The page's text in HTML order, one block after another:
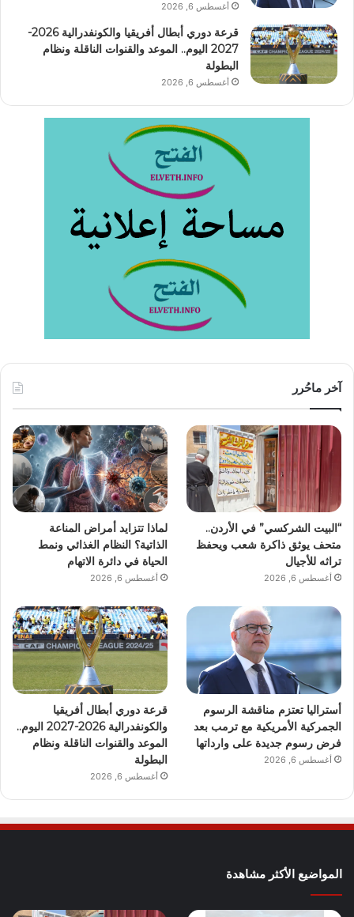
أغسطس 6, 2026
قرعة دوري أبطال أفريقيا والكونفدرالية 2026-
2027 اليوم.. الموعد والقنوات الناقلة ونظام
البطولة
أغسطس 6, 2026
آخر ماحُرر
“البيت الشركسي” في الأردن..
متحف يوثق ذاكرة شعب ويحفظ
تراثه للأجيال
أغسطس 6, 2026
لماذا تتزايد أمراض المناعة
الذاتية؟ النظام الغذائي ونمط
الحياة في دائرة الاتهام
أغسطس 6, 2026
أستراليا تعتزم مناقشة الرسوم
الجمركية الأمريكية مع ترمب بعد
فرض رسوم جديدة على وارداتها
أغسطس 6, 2026
قرعة دوري أبطال أفريقيا
والكونفدرالية 2026-2027 اليوم..
الموعد والقنوات الناقلة ونظام
البطولة
أغسطس 6, 2026
المواضيع الأكثر مشاهدة